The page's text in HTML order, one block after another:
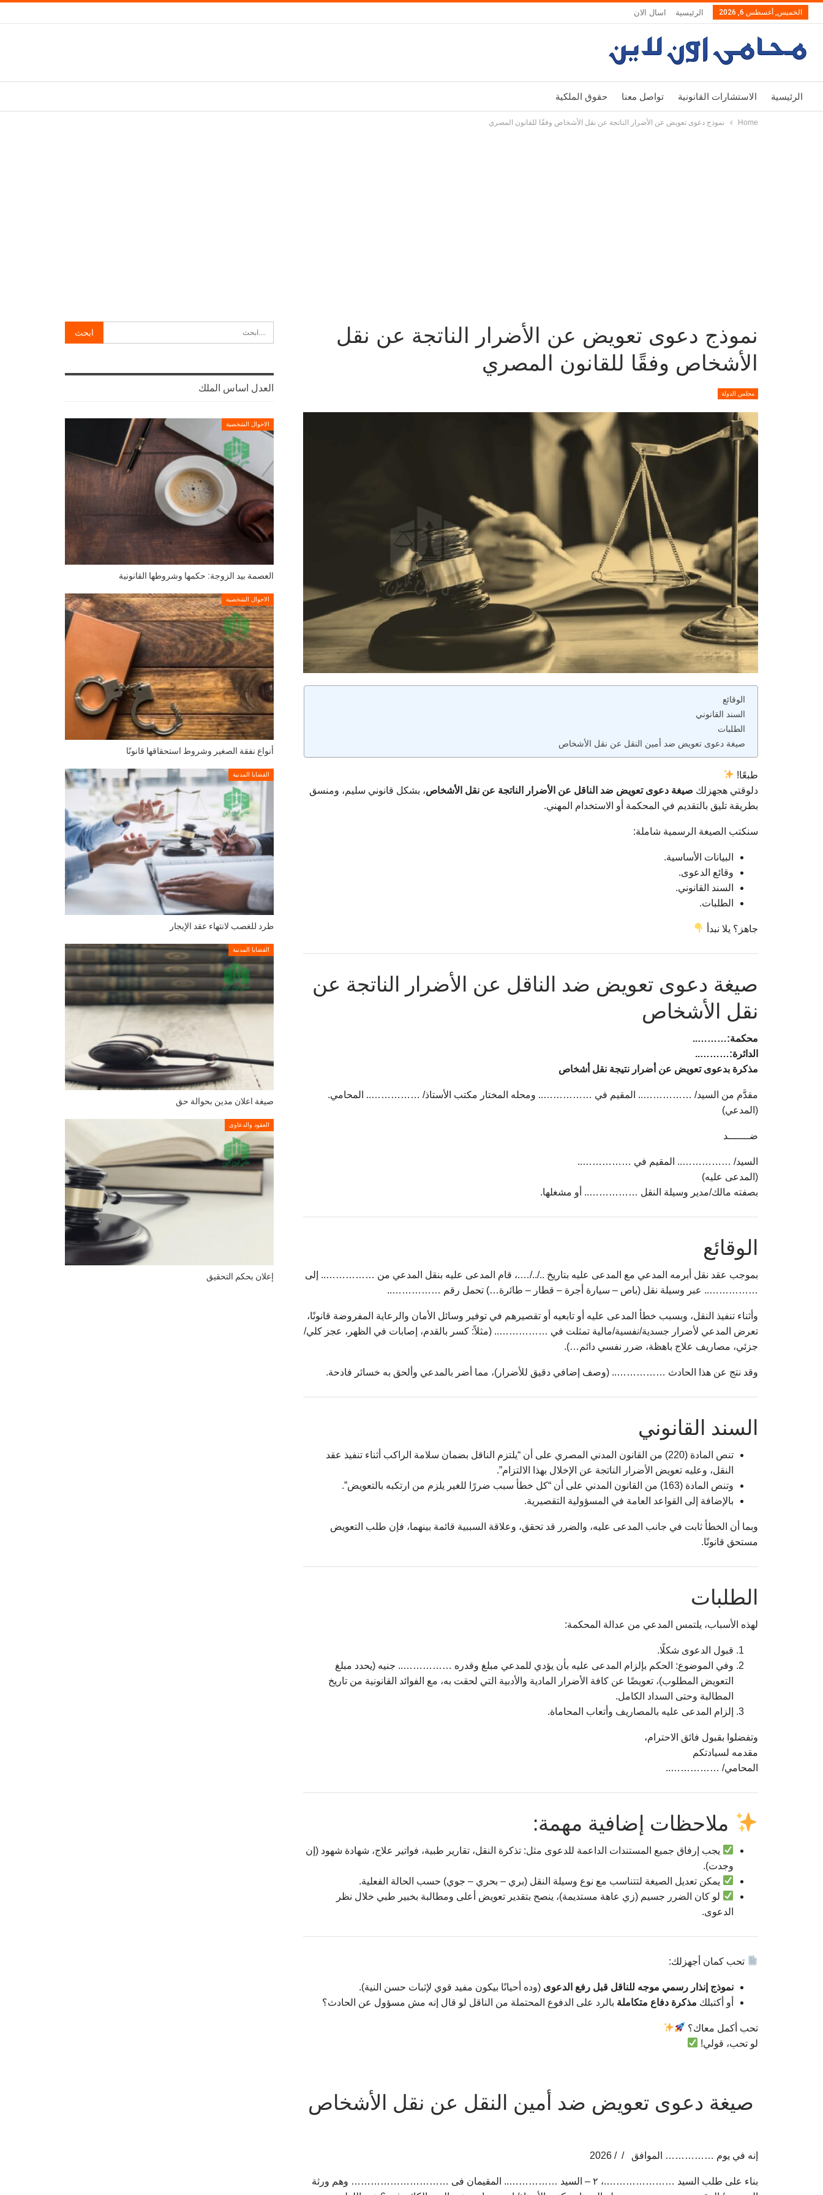
الخميس, أغسطس 6, 2026 الرئيسية اسال الان
الرئيسية الاستشارات القانونية تواصل معنا حقوق الملكية
Home نموذج دعوى تعويض عن الأضرار الناتجة عن نقل الأشخاص وفقًا للقانون المصري
نموذج دعوى تعويض عن الأضرار الناتجة عن نقل
الأشخاص وفقًا للقانون المصري
مجلس الدولة
الوقائع
السند القانوني
الطلبات
صيغة دعوى تعويض ضد أمين النقل عن نقل الأشخاص
طبعًا!
دلوقتي هجهزلك صيغة دعوى تعويض ضد الناقل عن الأضرار الناتجة عن نقل الأشخاص، بشكل قانوني سليم، ومنسق
بطريقة تليق بالتقديم في المحكمة أو الاستخدام المهني.
سنكتب الصيغة الرسمية شاملة:
البيانات الأساسية.
وقائع الدعوى.
السند القانوني.
الطلبات.
جاهز؟ يلا نبدأ
صيغة دعوى تعويض ضد الناقل عن الأضرار الناتجة عن
نقل الأشخاص
محكمة:………..
الدائرة:………..
مذكرة بدعوى تعويض عن أضرار نتيجة نقل أشخاص
مقدَّم من السيد/ …………….. المقيم في …………….. ومحله المختار مكتب الأستاذ/ …………….. المحامي.
(المدعي)
ضـــــــد
السيد/ …………….. المقيم في ……………..
(المدعى عليه)
بصفته مالك/مدير وسيلة النقل …………….. أو مشغلها.
الوقائع
بموجب عقد نقل أبرمه المدعي مع المدعى عليه بتاريخ ../../….، قام المدعى عليه بنقل المدعي من …………….. إلى
…………….. عبر وسيلة نقل (باص – سيارة أجرة – قطار – طائرة…) تحمل رقم ……………..
وأثناء تنفيذ النقل، وبسبب خطأ المدعى عليه أو تابعيه أو تقصيرهم في توفير وسائل الأمان والرعاية المفروضة قانونًا،
تعرض المدعي لأضرار جسدية/نفسية/مالية تمثلت في …………….. (مثلاً: كسر بالقدم، إصابات في الظهر، عجز كلي/
جزئي، مصاريف علاج باهظة، ضرر نفسي دائم…).
وقد نتج عن هذا الحادث …………….. (وصف إضافي دقيق للأضرار)، مما أضر بالمدعي وألحق به خسائر فادحة.
السند القانوني
تنص المادة (220) من القانون المدني المصري على أن “يلتزم الناقل بضمان سلامة الراكب أثناء تنفيذ عقد
النقل، وعليه تعويض الأضرار الناتجة عن الإخلال بهذا الالتزام”.
وتنص المادة (163) من القانون المدني على أن “كل خطأ سبب ضررًا للغير يلزم من ارتكبه بالتعويض”.
بالإضافة إلى القواعد العامة في المسؤولية التقصيرية.
وبما أن الخطأ ثابت في جانب المدعى عليه، والضرر قد تحقق، وعلاقة السببية قائمة بينهما، فإن طلب التعويض
مستحق قانونًا.
الطلبات
لهذه الأسباب، يلتمس المدعي من عدالة المحكمة:
قبول الدعوى شكلًا.
وفي الموضوع: الحكم بإلزام المدعى عليه بأن يؤدي للمدعي مبلغ وقدره …………….. جنيه (يحدد مبلغ
التعويض المطلوب)، تعويضًا عن كافة الأضرار المادية والأدبية التي لحقت به، مع الفوائد القانونية من تاريخ
المطالبة وحتى السداد الكامل.
إلزام المدعى عليه بالمصاريف وأتعاب المحاماة.
وتفضلوا بقبول فائق الاحترام،
مقدمه لسيادتكم
المحامي/ ……………..
ملاحظات إضافية مهمة:
يجب إرفاق جميع المستندات الداعمة للدعوى مثل: تذكرة النقل، تقارير طبية، فواتير علاج، شهادة شهود (إن
وجدت).
يمكن تعديل الصيغة لتتناسب مع نوع وسيلة النقل (بري – بحري – جوي) حسب الحالة الفعلية.
لو كان الضرر جسيم (زي عاهة مستديمة)، ينصح بتقدير تعويض أعلى ومطالبة بخبير طبي خلال نظر
الدعوى.
تحب كمان أجهزلك:
نموذج إنذار رسمي موجه للناقل قبل رفع الدعوى (وده أحيانًا بيكون مفيد قوي لإثبات حسن النية).
أو أكتبلك مذكرة دفاع متكاملة بالرد على الدفوع المحتملة من الناقل لو قال إنه مش مسؤول عن الحادث؟
تحب أكمل معاك؟
لو تحب، قولي!
صيغة دعوى تعويض ضد أمين النقل عن نقل الأشخاص
إنه في يوم …………… الموافق / / 2026
بناء على طلب السيد ………………….، ۲ – السيد …………….. المقيمان فى ………………………… وهم ورثة
العدل اساس الملك
الاحوال الشخصية
العصمة بيد الزوجة: حكمها وشروطها القانونية
الاحوال الشخصية
أنواع نفقة الصغير وشروط استحقاقها قانونًا
القضايا المدنية
طرد للغصب لانتهاء عقد الإيجار
القضايا المدنية
صيغة اعلان مدين بحوالة حق
العقود والدعاوى
إعلان بحكم التحقيق